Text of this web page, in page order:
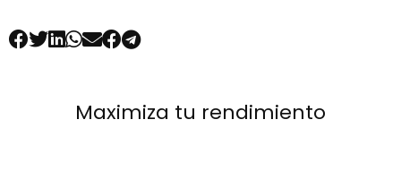
Maximiza tu rendimiento